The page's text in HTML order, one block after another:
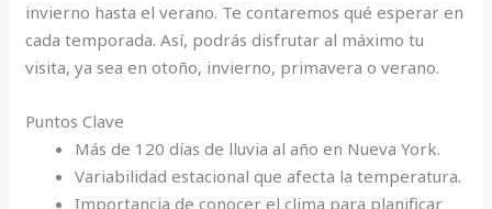
invierno hasta el verano. Te contaremos qué esperar en
cada temporada. Así, podrás disfrutar al máximo tu
visita, ya sea en otoño, invierno, primavera o verano.
Puntos Clave
Más de 120 días de lluvia al año en Nueva York.
Variabilidad estacional que afecta la temperatura.
Importancia de conocer el clima para planificar